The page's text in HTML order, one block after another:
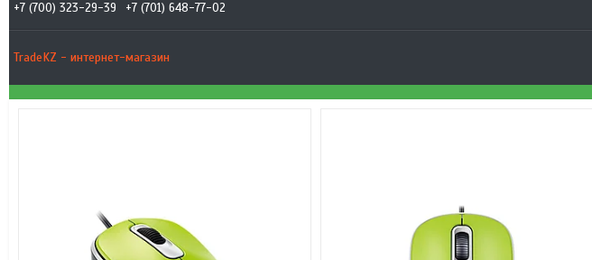
+7 (700) 323-29-39 +7 (701) 648-77-02
TradeKZ - интернет-магазин